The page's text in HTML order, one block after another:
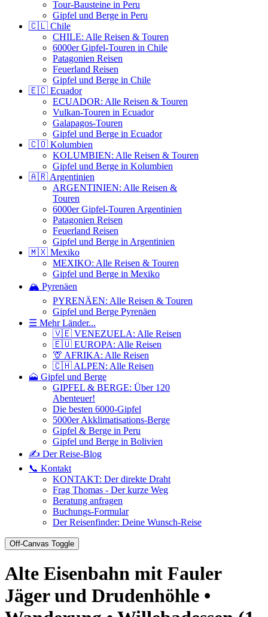
Tour-Bausteine in Peru
Gipfel und Berge in Peru
🇨🇱 Chile
CHILE: Alle Reisen & Touren
6000er Gipfel-Touren in Chile
Patagonien Reisen
Feuerland Reisen
Gipfel und Berge in Chile
🇪🇨 Ecuador
ECUADOR: Alle Reisen & Touren
Vulkan-Touren in Ecuador
Galapagos-Touren
Gipfel und Berge in Ecuador
🇨🇴 Kolumbien
KOLUMBIEN: Alle Reisen & Touren
Gipfel und Berge in Kolumbien
🇦🇷 Argentinien
ARGENTINIEN: Alle Reisen &
Touren
6000er Gipfel-Touren Argentinien
Patagonien Reisen
Feuerland Reisen
Gipfel und Berge in Argentinien
🇲🇽 Mexiko
MEXIKO: Alle Reisen & Touren
Gipfel und Berge in Mexiko
🏔️ Pyrenäen
PYRENÄEN: Alle Reisen & Touren
Gipfel und Berge Pyrenäen
☰ Mehr Länder...
🇻🇪 VENEZUELA: Alle Reisen
🇪🇺 EUROPA: Alle Reisen
🦒 AFRIKA: Alle Reisen
🇨🇭 ALPEN: Alle Reisen
🗻 Gipfel und Berge
GIPFEL & BERGE: Über 120
Abenteuer!
Die besten 6000-Gipfel
5000er Akklimatisations-Berge
Gipfel & Berge in Peru
Gipfel und Berge in Bolivien
✍️ Der Reise-Blog
📞 Kontakt
KONTAKT: Der direkte Draht
Frag Thomas - Der kurze Weg
Beratung anfragen
Buchungs-Formular
Der Reisenfinder: Deine Wunsch-Reise
Off-Canvas Toggle
Alte Eisenbahn mit Fauler
Jäger und Drudenhöhle •